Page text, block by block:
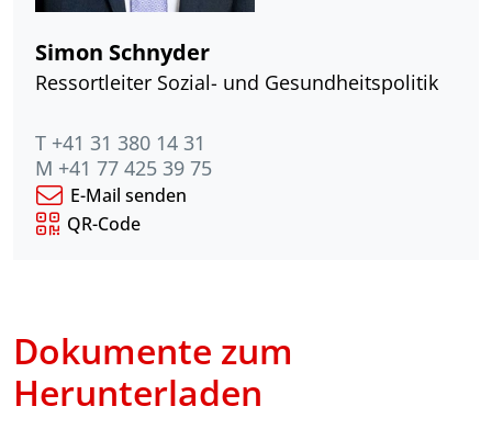
Simon Schnyder
Ressortleiter Sozial- und Gesundheitspolitik
T +41 31 380 14 31
M +41 77 425 39 75
E-Mail senden
QR-Code
Dokumente zum
Herunterladen